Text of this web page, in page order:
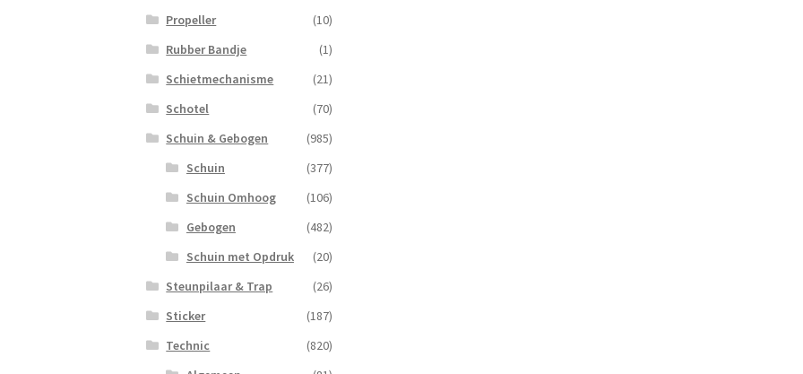
Propeller
(10)
Rubber Bandje
(1)
Schietmechanisme
(21)
Schotel
(70)
Schuin & Gebogen
(985)
Schuin
(377)
Schuin Omhoog
(106)
Gebogen
(482)
Schuin met Opdruk
(20)
Steunpilaar & Trap
(26)
Sticker
(187)
Technic
(820)